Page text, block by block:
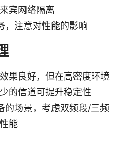
宾网络隔离
，注意对性能的影响
果良好，但在高密度环境
的信道可提升稳定性
的场景，考虑双频段/三频
能